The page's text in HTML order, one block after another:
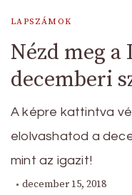
LAPSZÁMOK
Nézd meg a
decemberi
A képre kattintva
elolvashatod a
mint az igazit!
december 15, 2018